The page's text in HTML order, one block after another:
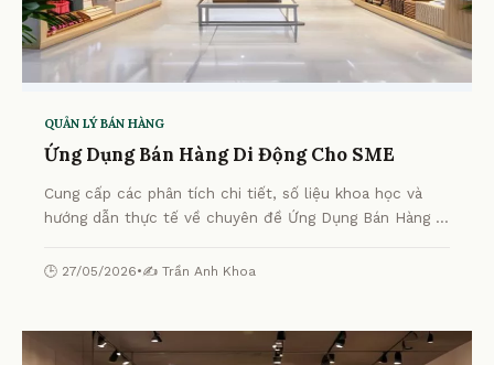
QUẢN LÝ BÁN HÀNG
Ứng Dụng Bán Hàng Di Động Cho SME
Cung cấp các phân tích chi tiết, số liệu khoa học và
hướng dẫn thực tế về chuyên đề Ứng Dụng Bán Hàng Di
🕒 27/05/2026•✍️ Trần Anh Khoa